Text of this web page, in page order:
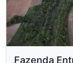
Fazenda